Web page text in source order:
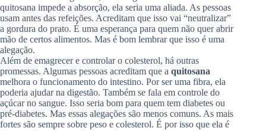
quitosana impede a absorção, ela seria uma aliada. As pessoas
usam antes das refeições. Acreditam que isso vai “neutralizar”
a gordura do prato. É uma esperança para quem não quer abrir
mão de certos alimentos. Mas é bom lembrar que isso é uma
alegação.
Além de emagrecer e controlar o colesterol, há outras
promessas. Algumas pessoas acreditam que a quitosana
melhora o funcionamento do intestino. Por ser uma fibra, ela
poderia ajudar na digestão. Também se fala em controle do
açúcar no sangue. Isso seria bom para quem tem diabetes ou
pré-diabetes. Mas essas alegações são menos comuns. As mais
fortes são sempre sobre peso e colesterol. É por isso que ela é